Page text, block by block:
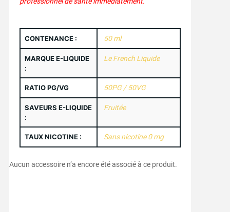
CONTENANCE : 50 ml
MARQUE E-LIQUIDE
:
Le French Liquide
RATIO PG/VG 50PG / 50VG
SAVEURS E-LIQUIDE
:
Fruitée
TAUX NICOTINE : Sans nicotine 0 mg
Aucun accessoire n’a encore été associé à ce produit.